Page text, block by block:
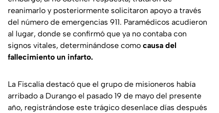
reanimarlo y posteriormente solicitaron apoyo a través
del número de emergencias 911. Paramédicos acudieron
al lugar, donde se confirmó que ya no contaba con
signos vitales, determinándose como causa del
fallecimiento un infarto.
La Fiscalía destacó que el grupo de misioneros había
arribado a Durango el pasado 19 de mayo del presente
año, registrándose este trágico desenlace días después